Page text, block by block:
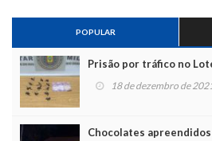
POPULAR
Prisão por tráfico no
18 de dezembro de
Chocolates